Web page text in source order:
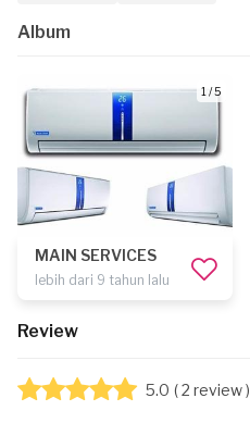
Album
1 / 5
MAIN SERVICES
lebih dari 9 tahun lalu
Review
5.0 ( 2 review )